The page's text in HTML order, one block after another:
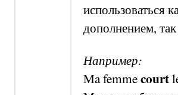
использоваться
дополнением,
Например:
Ma femmecourt